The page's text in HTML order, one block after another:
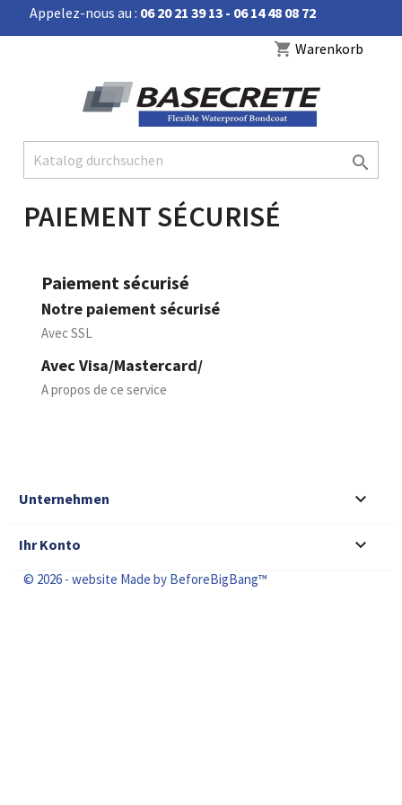
Appelez-nous au : 06 20 21 39 13 - 06 14 48 08 72
shopping_cart Warenkorb

PAIEMENT SÉCURISÉ
Paiement sécurisé
Notre paiement sécurisé
Avec SSL
Avec Visa/Mastercard/
A propos de ce service
Unternehmen 
Ihr Konto 
© 2026 - website Made by BeforeBigBang™